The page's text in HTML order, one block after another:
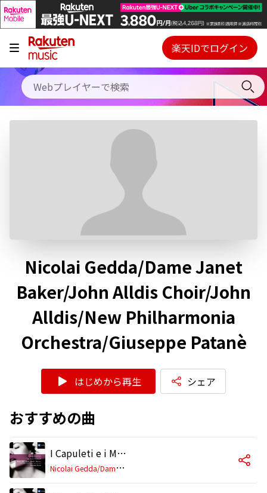
キャンペーン
料金プラン
使い方
Webプレイヤー
ご契約内容の確認・変更
楽天IDでログイン
Nicolai Gedda/Dame Janet
Baker/John Alldis Choir/John
Alldis/New Philharmonia
Orchestra/Giuseppe Patanè
はじめから再生 シェア
おすすめの曲
I Capuleti e i Montecchi, Act 2 Tableau 1 Scene 6: "Chi sei tu che ardisci aggirarti furtivo in queste mura?" (Tebaldo, Romeo, Chorus)
N
icolai Gedda/Dame Janet Baker/John Alldis Choir/John Alldis/New Philharmonia Orchestra/Giuseppe Patanè